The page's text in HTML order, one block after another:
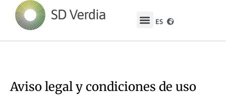
ES
EN
Home»Footer ES»Aviso Legal
Aviso legal y condiciones de uso